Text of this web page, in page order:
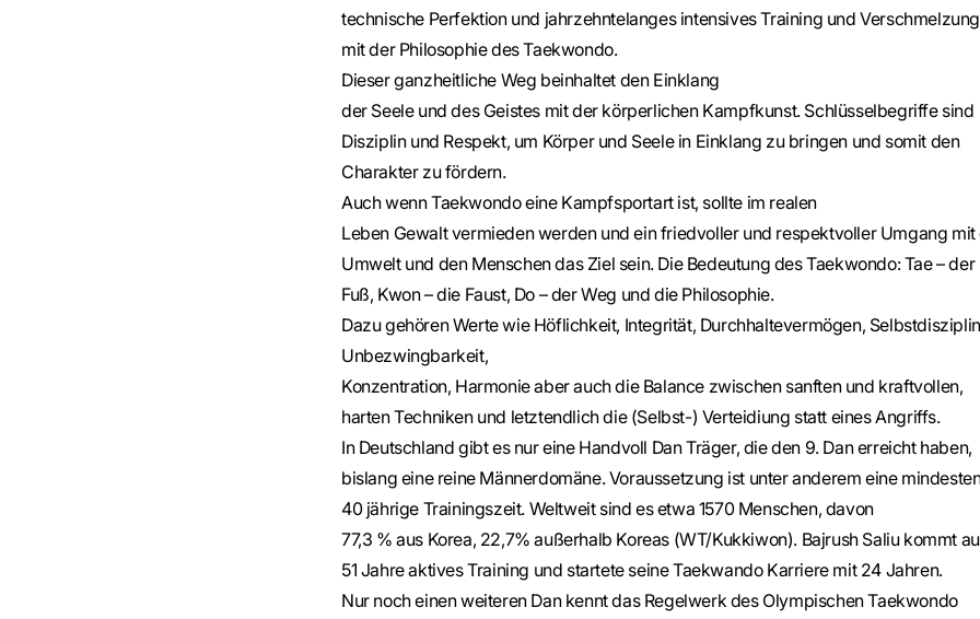
technische Perfektion und jahrzehntelanges intensives Training und Verschmelzung
mit der Philosophie des Taekwondo.
Dieser ganzheitliche Weg beinhaltet den Einklang
der Seele und des Geistes mit der körperlichen Kampfkunst. Schlüsselbegriffe sind
Disziplin und Respekt, um Körper und Seele in Einklang zu bringen und somit den
Charakter zu fördern.
Auch wenn Taekwondo eine Kampfsportart ist, sollte im realen
Leben Gewalt vermieden werden und ein friedvoller und respektvoller Umgang mit
Umwelt und den Menschen das Ziel sein. Die Bedeutung des Taekwondo: Tae – der
Fuß, Kwon – die Faust, Do – der Weg und die Philosophie.
Dazu gehören Werte wie Höflichkeit, Integrität, Durchhaltevermögen,
Unbezwingbarkeit,
Konzentration, Harmonie aber auch die Balance zwischen sanften und kraftvollen,
harten Techniken und letztendlich die (Selbst-) Verteidiung statt eines Angriffs.
In Deutschland gibt es nur eine Handvoll Dan Träger, die den 9. Dan erreicht haben,
bislang eine reine Männerdomäne. Voraussetzung ist unter anderem eine
40 jährige Trainingszeit. Weltweit sind es etwa 1570 Menschen, davon
77,3 % aus Korea, 22,7% außerhalb Koreas (WT/Kukkiwon). Bajrush Saliu kommt
51 Jahre aktives Training und startete seine Taekwando Karriere mit 24 Jahren.
Nur noch einen weiteren Dan kennt das Regelwerk des Olympischen Taekwondo